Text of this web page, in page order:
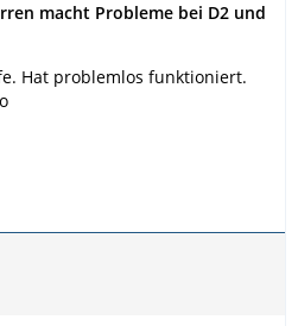
macht Probleme bei D2 und
Hat problemlos funktioniert.